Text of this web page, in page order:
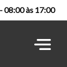
08:00 às 17:00